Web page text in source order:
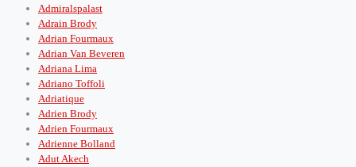
Admiralspalast
Adrain Brody
Adrian Fourmaux
Adrian Van Beveren
Adriana Lima
Adriano Toffoli
Adriatique
Adrien Brody
Adrien Fourmaux
Adrienne Bolland
Adut Akech